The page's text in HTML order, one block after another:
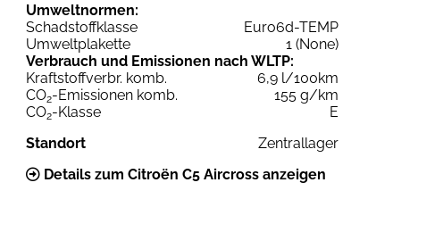
Umweltnormen:
Schadstoffklasse
Euro6d-TEMP
Umweltplakette
1 (None)
Verbrauch und Emissionen nach WLTP:
Kraftstoffverbr. komb.
6,9 l/100km
CO2-Emissionen komb.
155 g/km
CO2-Klasse
E
Standort
Zentrallager
Details zum Citroën C5 Aircross anzeigen